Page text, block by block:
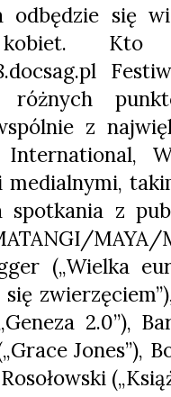
odbędzie się
kobiet.
z
International,
spotkania z
MAYA/
(„Wielka
2.0”),
Jones”),